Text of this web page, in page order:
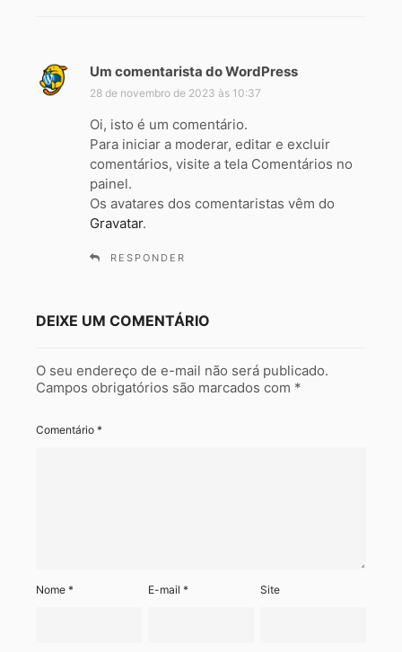
Um comentarista do WordPress
e
:
28 de novembro de 2023 às 10:37
Oi, isto é um comentário.
Para iniciar a moderar, editar e excluir
comentários, visite a tela Comentários no
painel.
Os avatares dos comentaristas vêm do
Gravatar.
RESPONDER
DEIXE UM COMENTÁRIO
O seu endereço de e-mail não será publicado.
Campos obrigatórios são marcados com *
Comentário *
Nome * E-mail* Site